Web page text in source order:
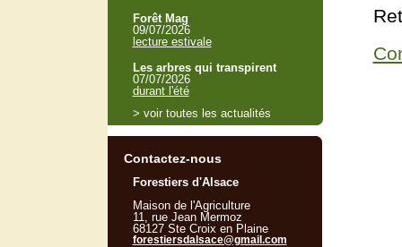
Forêt Mag
09/07/2026
lecture estivale
Les arbres qui transpirent
07/07/2026
durant l'été
> voir toutes les actualités
Contactez-nous
Forestiers d'Alsace
Maison de l'Agriculture
11, rue Jean Mermoz
68127 Ste Croix en Plaine
forestiersdalsace@gmail.com